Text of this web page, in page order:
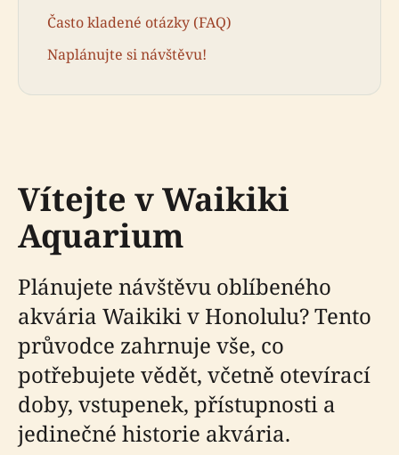
Často kladené otázky (FAQ)
Naplánujte si návštěvu!
Vítejte v Waikiki
Aquarium
Plánujete návštěvu oblíbeného
akvária Waikiki v Honolulu? Tento
průvodce zahrnuje vše, co
potřebujete vědět, včetně otevírací
doby, vstupenek, přístupnosti a
jedinečné historie akvária.